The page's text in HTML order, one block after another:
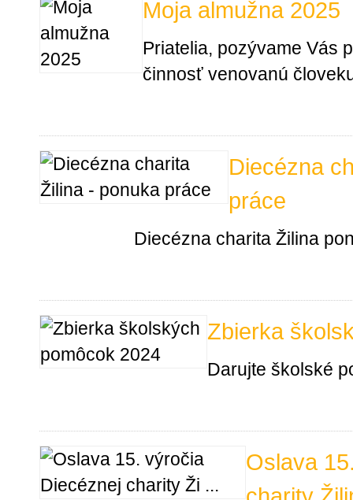
Moja almužna 2025
Priatelia, pozývame Vás
činnosť venovanú
Diecézna
práce
Diecézna charita Žilina
Zbierka
Darujte školské
Oslava